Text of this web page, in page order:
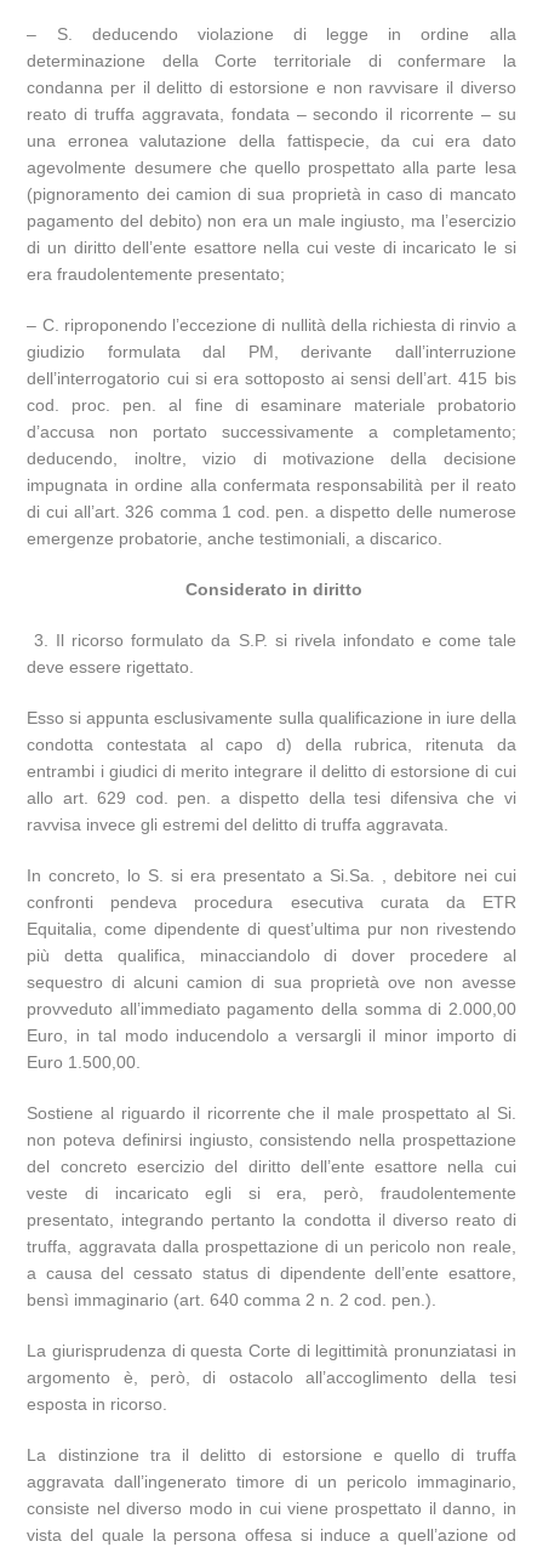
– S. deducendo violazione di legge in ordine alla
determinazione della Corte territoriale di confermare la
condanna per il delitto di estorsione e non ravvisare il diverso
reato di truffa aggravata, fondata – secondo il ricorrente – su
una erronea valutazione della fattispecie, da cui era dato
agevolmente desumere che quello prospettato alla parte lesa
(pignoramento dei camion di sua proprietà in caso di mancato
pagamento del debito) non era un male ingiusto, ma l’esercizio
di un diritto dell’ente esattore nella cui veste di incaricato le si
era fraudolentemente presentato;
– C. riproponendo l’eccezione di nullità della richiesta di rinvio a
giudizio formulata dal PM, derivante dall’interruzione
dell’interrogatorio cui si era sottoposto ai sensi dell’art. 415 bis
cod. proc. pen. al fine di esaminare materiale probatorio
d’accusa non portato successivamente a completamento;
deducendo, inoltre, vizio di motivazione della decisione
impugnata in ordine alla confermata responsabilità per il reato
di cui all’art. 326 comma 1 cod. pen. a dispetto delle numerose
emergenze probatorie, anche testimoniali, a discarico.
Considerato in diritto
3. Il ricorso formulato da S.P. si rivela infondato e come tale
deve essere rigettato.
Esso si appunta esclusivamente sulla qualificazione in iure della
condotta contestata al capo d) della rubrica, ritenuta da
entrambi i giudici di merito integrare il delitto di estorsione di cui
allo art. 629 cod. pen. a dispetto della tesi difensiva che vi
ravvisa invece gli estremi del delitto di truffa aggravata.
In concreto, lo S. si era presentato a Si.Sa. , debitore nei cui
confronti pendeva procedura esecutiva curata da ETR
Equitalia, come dipendente di quest’ultima pur non rivestendo
più detta qualifica, minacciandolo di dover procedere al
sequestro di alcuni camion di sua proprietà ove non avesse
provveduto all’immediato pagamento della somma di 2.000,00
Euro, in tal modo inducendolo a versargli il minor importo di
Euro 1.500,00.
Sostiene al riguardo il ricorrente che il male prospettato al Si.
non poteva definirsi ingiusto, consistendo nella prospettazione
del concreto esercizio del diritto dell’ente esattore nella cui
veste di incaricato egli si era, però, fraudolentemente
presentato, integrando pertanto la condotta il diverso reato di
truffa, aggravata dalla prospettazione di un pericolo non reale,
a causa del cessato status di dipendente dell’ente esattore,
bensì immaginario (art. 640 comma 2 n. 2 cod. pen.).
La giurisprudenza di questa Corte di legittimità pronunziatasi in
argomento è, però, di ostacolo all’accoglimento della tesi
esposta in ricorso.
La distinzione tra il delitto di estorsione e quello di truffa
aggravata dall’ingenerato timore di un pericolo immaginario,
consiste nel diverso modo in cui viene prospettato il danno, in
vista del quale la persona offesa si induce a quell’azione od